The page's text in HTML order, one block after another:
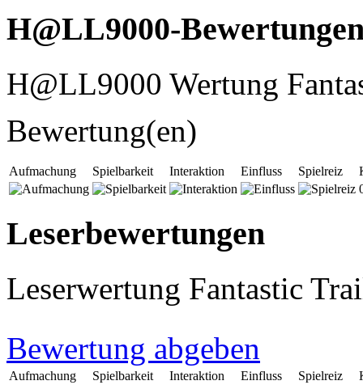
H@LL9000-
H@LL9000 Wertung
Bewertung(en)
Aufmachung Spielbarkeit Interaktion Einfluss Spielreiz
Leserbewertungen
Leserwertung Fantastic
Bewertung abgeben
Aufmachung Spielbarkeit Interaktion Einfluss Spielreiz